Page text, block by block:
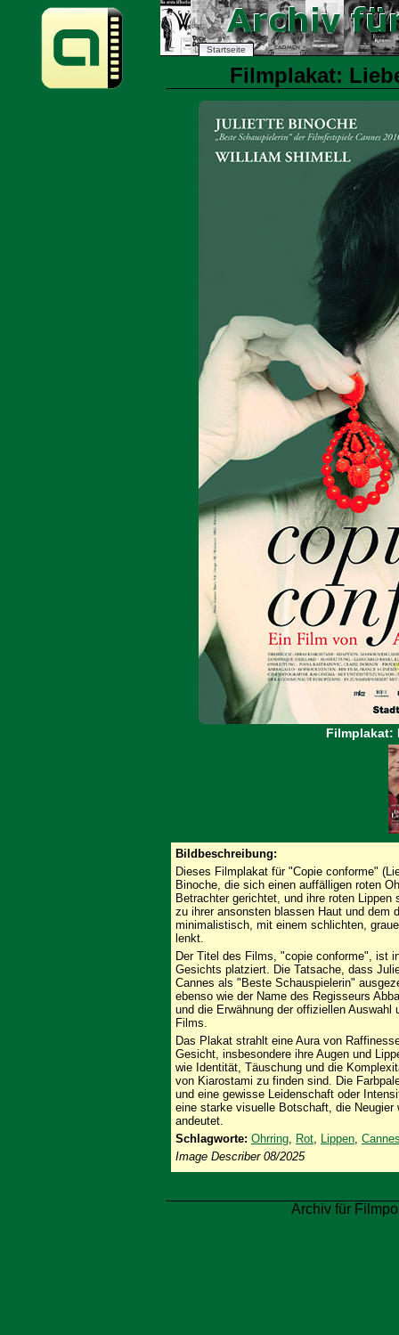
Startseite
Filmplakat:
Filmplakat:
Bildbeschreibung:
Dieses Filmplakat für "Copie conforme"
Binoche, die sich einen auffälligen roten
Betrachter gerichtet, und ihre roten
zu ihrer ansonsten blassen Haut und dem
minimalistisch, mit einem schlichten,
lenkt.
Der Titel des Films, "copie conforme", ist
Gesichts platziert. Die Tatsache, dass
Cannes als "Beste Schauspielerin"
ebenso wie der Name des Regisseurs
und die Erwähnung der offiziellen
Films.
Das Plakat strahlt eine Aura von
Gesicht, insbesondere ihre Augen und
wie Identität, Täuschung und die
von Kiarostami zu finden sind. Die
und eine gewisse Leidenschaft oder
eine starke visuelle Botschaft, die
andeutet.
Schlagworte: Ohrring, Rot, Lippen,
Image Describer 08/2025
Archiv für